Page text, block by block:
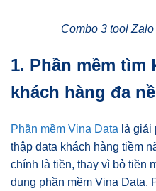
Combo 3 tool
1. Phần mềm tìm
khách hàng đa
Phần mềm Vina Data là giải
thập data khách hàng tiềm
chính là tiền, thay vì bỏ tiền
dụng phần mềm Vina Data.